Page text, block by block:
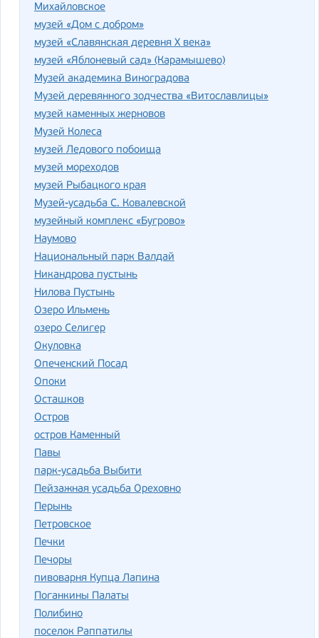
Михайловское
музей «Дом с добром»
музей «Славянская деревня X века»
музей «Яблоневый сад» (Карамышево)
Музей академика Виноградова
Музей деревянного зодчества «Витославлицы»
музей каменных жерновов
Музей Колеса
музей Ледового побоища
музей мореходов
музей Рыбацкого края
Музей-усадьба С. Ковалевской
музейный комплекс «Бугрово»
Наумово
Национальный парк Валдай
Никандрова пустынь
Нилова Пустынь
Озеро Ильмень
озеро Селигер
Окуловка
Опеченский Посад
Опоки
Осташков
Остров
остров Каменный
Павы
парк-усадьба Выбити
Пейзажная усадьба Ореховно
Перынь
Петровское
Печки
Печоры
пивоварня Купца Лапина
Поганкины Палаты
Полибино
поселок Раппатилы